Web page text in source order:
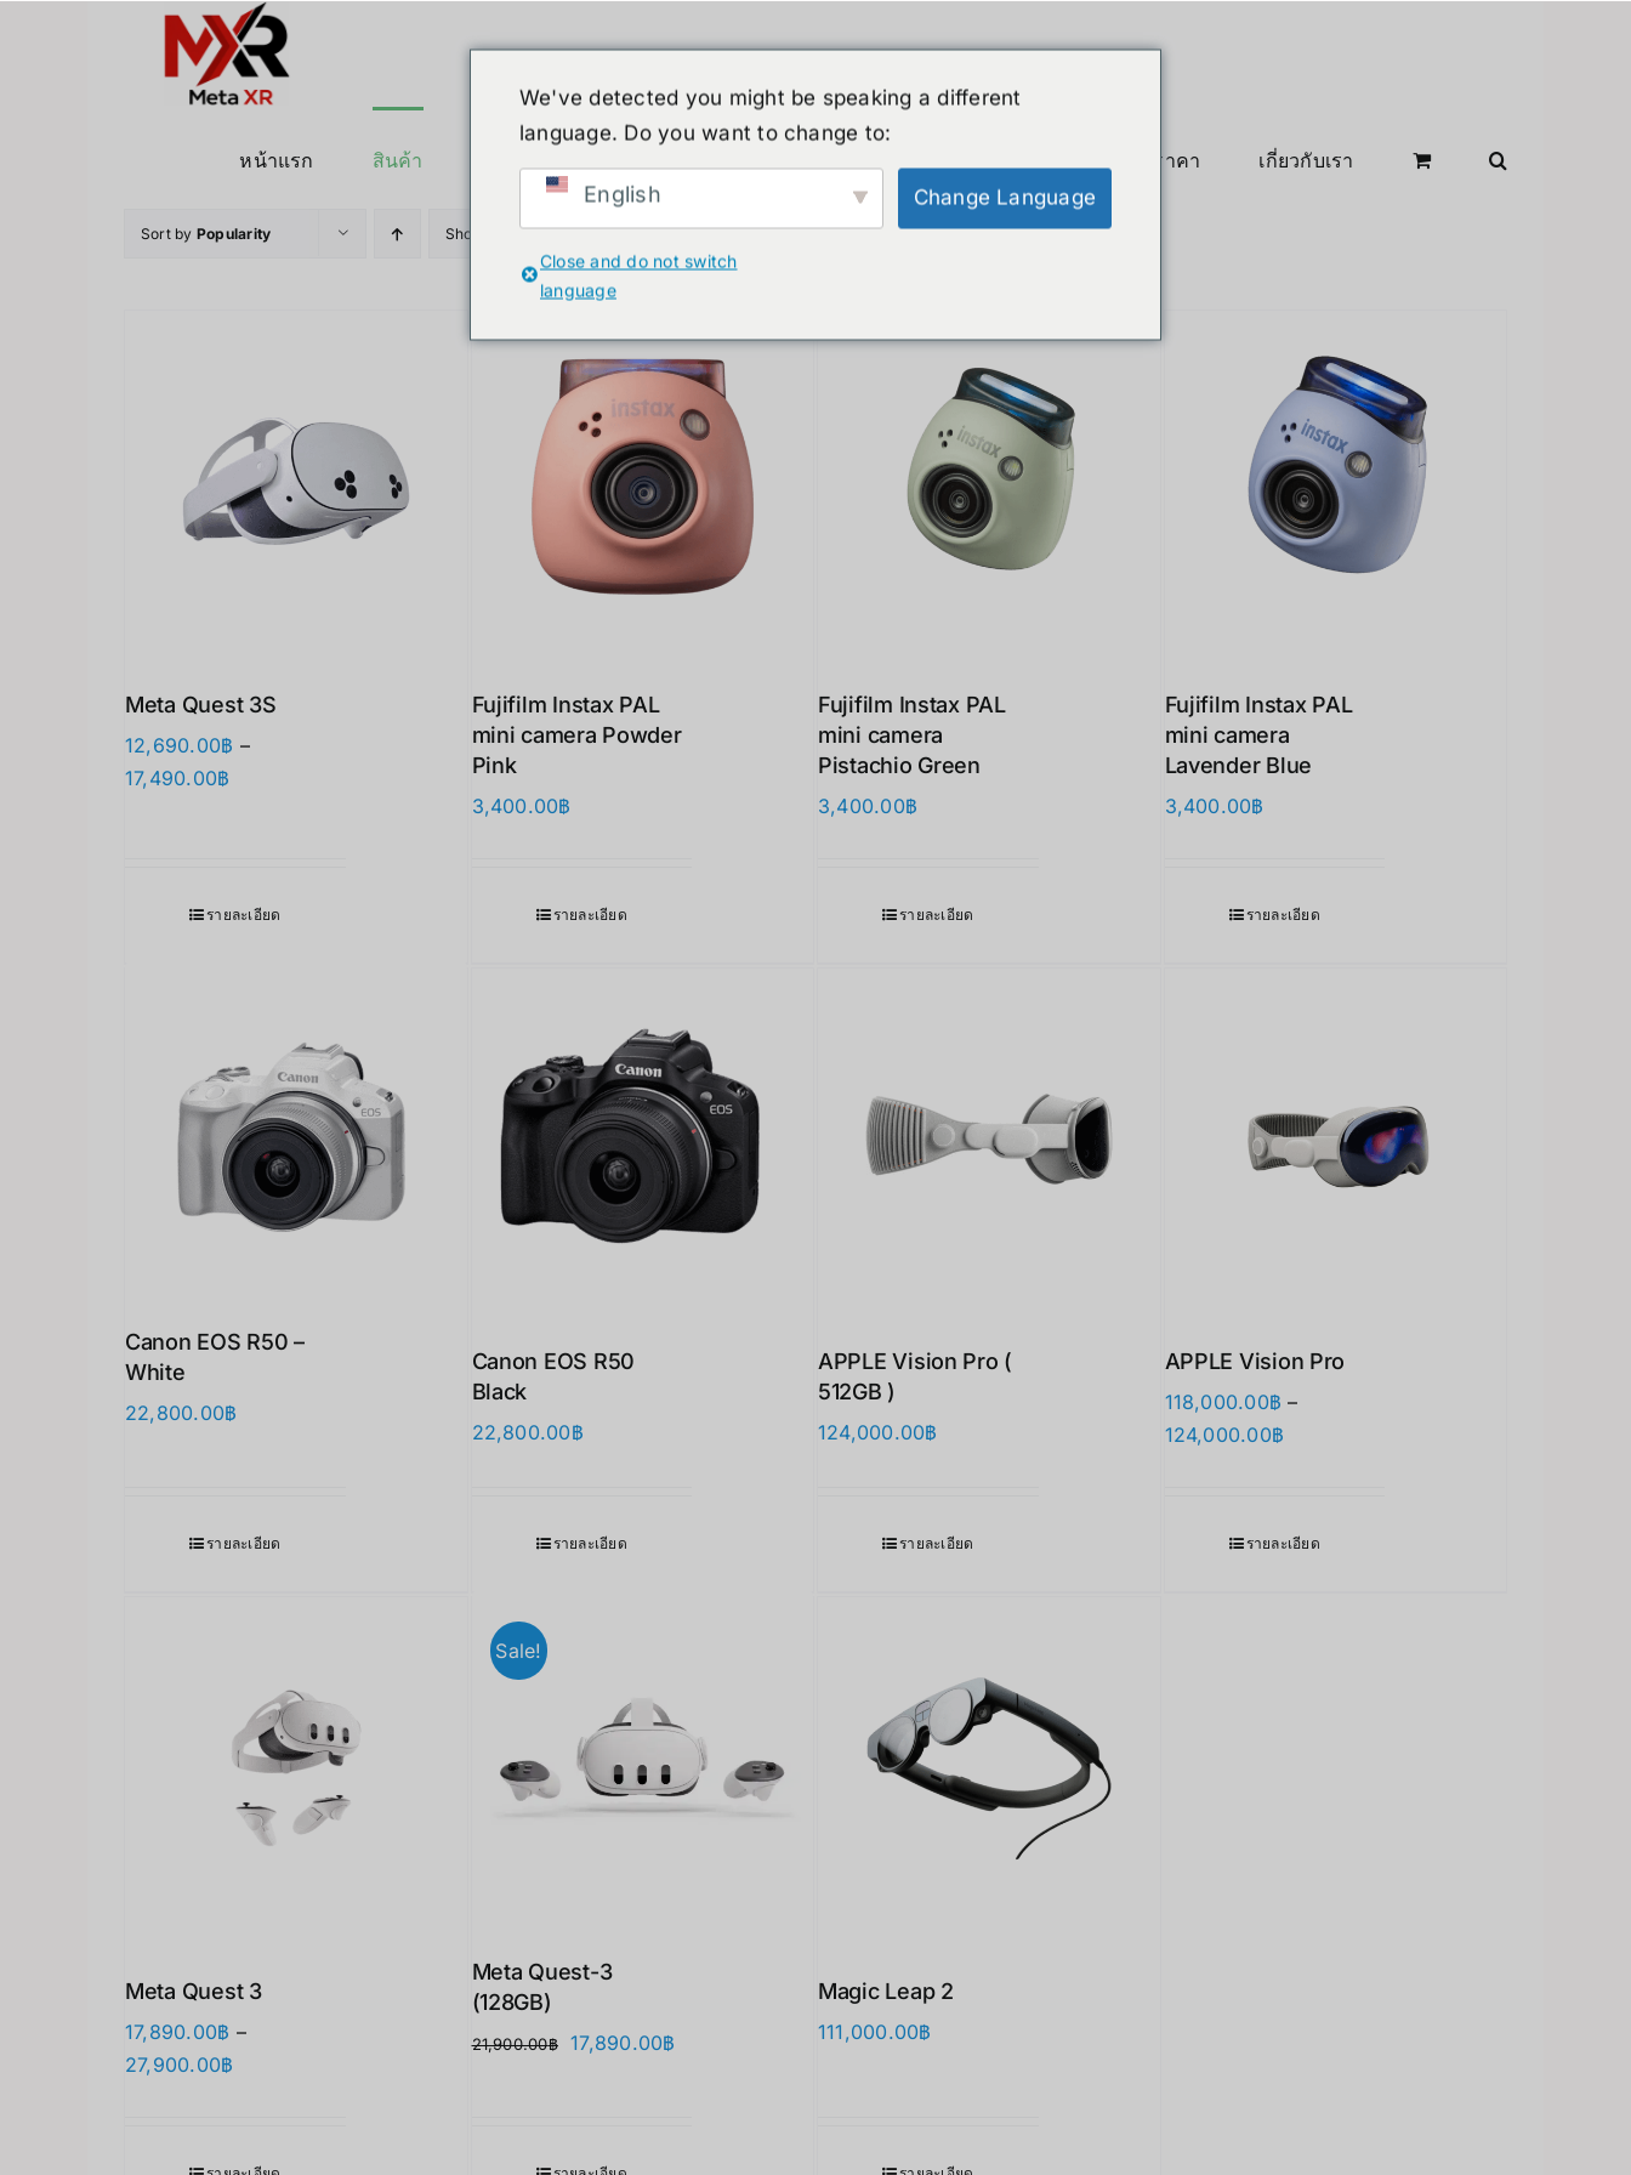
หน้าแรก
สินค้า สินค้าลดราคา เกี่ยวกับเรา
Sort by Popularity Show 36 Products
Meta Quest 3S
12,690.00฿ –
17,490.00฿
17,490.00฿
รายละเอียด
Fujifilm Instax PAL
mini camera Powder
Pink
3,400.00฿
รายละเอียด
Fujifilm Instax PAL
mini camera
Pistachio Green
3,400.00฿
รายละเอียด
Fujifilm Instax PAL
mini camera
Lavender Blue
3,400.00฿
รายละเอียด
Canon EOS R50 –
White
22,800.00฿
รายละเอียด
Canon EOS R50
Black
22,800.00฿
รายละเอียด
APPLE Vision Pro (
512GB )
124,000.00฿
รายละเอียด
APPLE Vision Pro
118,000.00฿ –
124,000.00฿
through
รายละเอียด
Meta Quest 3
17,890.00฿ –
27,900.00฿
through
Sale!
Meta Quest-3
(128GB)
21,900.00฿
Original
17,890.00฿
Magic Leap 2
111,000.00฿
We've detected you might be speaking a different
language. Do you want to change to:
English Change Language
Close and do not switch
language